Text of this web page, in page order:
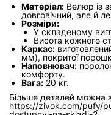
Матеріал: Велюр із
довговічний, але й
Розміри:
У складеному
Висота кожного
Каркас:
мм), покритої
Наповнювач:
комфорту.
Вага: 20 кг.
Більше деталей можна
https://zivok.com/pufy/